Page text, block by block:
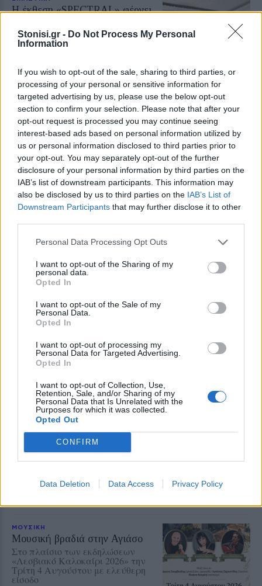
Stonisi.gr - Do Not Process My Personal
Information
If you wish to opt-out of the sale, sharing to third parties, or
processing of your personal or sensitive information for
targeted advertising by us, please use the below opt-out
section to confirm your selection. Please note that after your
opt-out request is processed you may continue seeing
interest-based ads based on personal information utilized by
us or personal information disclosed to third parties prior to
your opt-out. You may separately opt-out of the further
disclosure of your personal information by third parties on the
IAB’s list of downstream participants. This information may
also be disclosed by us to third parties on the IAB’s List of
Downstream Participants that may further disclose it to other
Personal Data Processing Opt Outs
I want to opt-out of the Sharing of my
personal data.
Opted In
I want to opt-out of the Sale of my
Personal Data.
Opted In
I want to opt-out of processing my
Personal Data for Targeted Advertising.
Opted In
I want to opt-out of Collection, Use,
Retention, Sale, and/or Sharing of my
Personal Data that Is Unrelated with the
Purposes for which it was collected.
Opted Out
CONFIRM
Data Deletion Data Access Privacy Policy
Η έκθεση «SPECTRAL» φέρνει
Λέσβο
Η K-Gold Temporary Gallery
τις 6 Σεπτεμβρίου
ΡΕΠΟΡΤΑΖ ΜΟΥΣΙΚΗ
Μια βραδιά αφιερωμένη στην
αξία της «Γυναίκας»
Με δύο διαφορετικές μεταξύ τους
καλλιτεχνικές δράσεις
υποστηριζόμενες από πολύ κόσμο
ΡΕΠΟΡΤΑΖ ΕΛΕΥΘΕΡΟΣ ΧΡΟΝΟΣ
Υποδεχτήκαν τον Αύγουστο με
Πάμφιλα
άφθονο κρασί
ΜΟΥΣΙΚΗ
«Απόψε η παρέα μας» στον
Παρουσιάζεται η τριπλή μουσική
έκδοση με τραγούδια και χορούς
από τους «Γλεντιστάδες»
ΒΙΒΛΙΟ
Ποίηση και ζωγραφική στις
«Διαδρομές» της Αλεξάνδρας
Παπαπάντου – Κότερου
την Πέμπτη 6 Αυγούστου στον
ΜΟΥΣΙΚΗ
Μουσική βραδιά στην Αγιάσο
Στο πλαίσιο των εκδηλώσεων
«Λεσβιακό Καλοκαίρι 2026» την
Τρίτη 4 Αυγούστου με ελεύθερη
είσοδο